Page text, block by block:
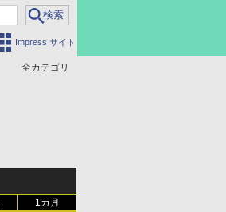
Impress サイト
全カテゴリ
1カ月